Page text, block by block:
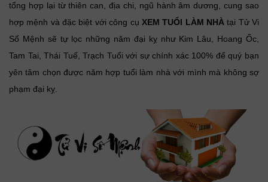
tổng hợp lại từ thiên can, địa chi, ngũ hành âm dương, cung sao
hợp mệnh và đặc biệt với công cụ XEM TUỔI LÀM NHÀtại Tử Vi
Số Mệnh sẽ tự lọc những năm đại kỵ như Kim Lâu, Hoang Ốc,
Tam Tai, Thái Tuế, Trạch Tuổi với sự chính xác 100% để quý bạn
yên tâm chọn được năm hợp tuổi làm nhà với mình mà không sợ
phạm đại kỵ.